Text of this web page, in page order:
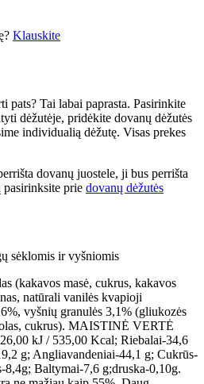
Klauskite
pats? Tai labai paprasta. Pasirinkite
dėžutėje, pridėkite dovanų dėžutės
individualią dėžutę. Visas prekes
dovanų juostele, ji bus perrišta
pasirinksite prie dovanų dėžutės
sėklomis ir vyšniomis
(kakavos masė, cukrus, kakavos
natūrali vanilės kvapioji
vyšnių granulės 3,1% (gliukozės
cukrus). MAISTINĖ VERTĖ
kJ / 535,00 Kcal; Riebalai-34,6
g; Angliavandeniai-44,1 g; Cukrūs-
8,4g; Baltymai-7,6 g;druska-0,10g.